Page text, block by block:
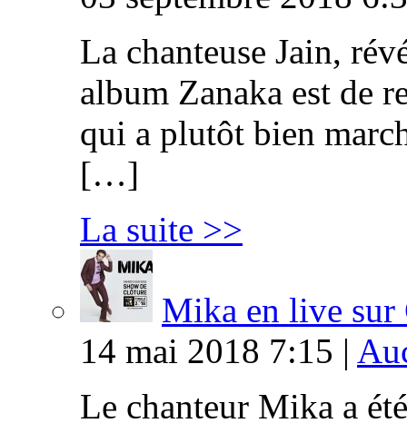
La chanteuse Jain,
album Zanaka est de
qui a plutôt bien
[…]
La suite >>
Mika en live
14 mai 2018 7:15 |
Le chanteur Mika a